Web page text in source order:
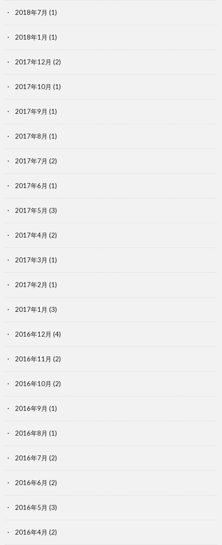
2018年7月 (1)
2018年1月 (1)
2017年12月 (2)
2017年10月 (1)
2017年9月 (1)
2017年8月 (1)
2017年7月 (2)
2017年6月 (1)
2017年5月 (3)
2017年4月 (2)
2017年3月 (1)
2017年2月 (1)
2017年1月 (3)
2016年12月 (4)
2016年11月 (2)
2016年10月 (2)
2016年9月 (1)
2016年8月 (1)
2016年7月 (2)
2016年6月 (2)
2016年5月 (3)
2016年4月 (2)